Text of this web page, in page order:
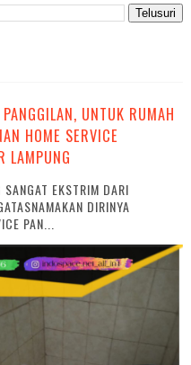
UNTUK RUMAH
HOME SERVICE
LAMPUNG
EKSTRIM DARI
DIRINYA
PAN...